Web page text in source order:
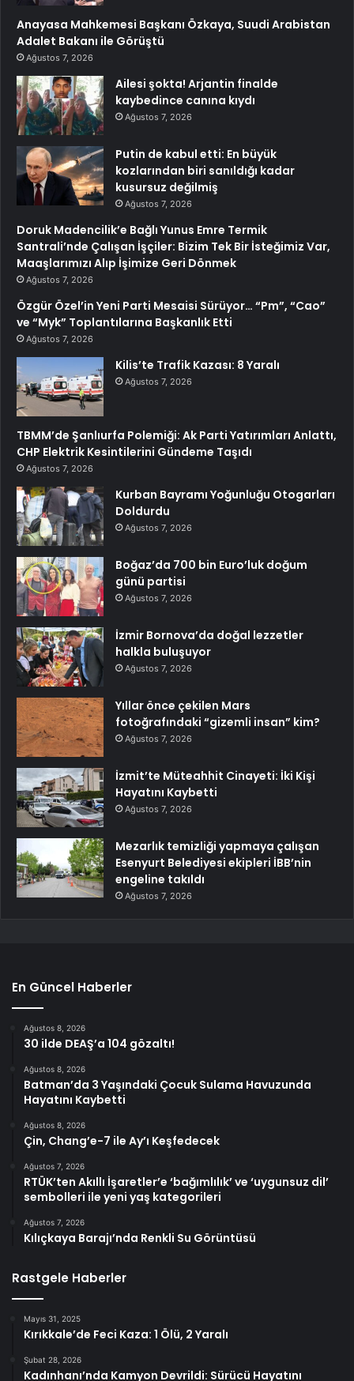
Anayasa Mahkemesi Başkanı Özkaya, Suudi Arabistan
Adalet Bakanı ile Görüştü
Ağustos 7, 2026
Ailesi şokta! Arjantin finalde
kaybedince canına kıydı
Ağustos 7, 2026
Putin de kabul etti: En büyük
kozlarından biri sanıldığı kadar
kusursuz değilmiş
Ağustos 7, 2026
Doruk Madencilik’e Bağlı Yunus Emre Termik
Santrali’nde Çalışan İşçiler: Bizim Tek Bir İsteğimiz Var,
Maaşlarımızı Alıp İşimize Geri Dönmek
Ağustos 7, 2026
Özgür Özel’in Yeni Parti Mesaisi Sürüyor… “Pm”, “Cao”
ve “Myk” Toplantılarına Başkanlık Etti
Ağustos 7, 2026
Kilis’te Trafik Kazası: 8 Yaralı
Ağustos 7, 2026
TBMM’de Şanlıurfa Polemiği: Ak Parti Yatırımları Anlattı,
CHP Elektrik Kesintilerini Gündeme Taşıdı
Ağustos 7, 2026
Kurban Bayramı Yoğunluğu Otogarları
Doldurdu
Ağustos 7, 2026
Boğaz’da 700 bin Euro’luk doğum
günü partisi
Ağustos 7, 2026
İzmir Bornova’da doğal lezzetler
halkla buluşuyor
Ağustos 7, 2026
Yıllar önce çekilen Mars
fotoğrafındaki “gizemli insan” kim?
Ağustos 7, 2026
İzmit’te Müteahhit Cinayeti: İki Kişi
Hayatını Kaybetti
Ağustos 7, 2026
Mezarlık temizliği yapmaya çalışan
Esenyurt Belediyesi ekipleri İBB’nin
engeline takıldı
Ağustos 7, 2026
En Güncel Haberler
Ağustos 8, 2026
30 ilde DEAŞ’a 104 gözaltı!
Ağustos 8, 2026
Batman’da 3 Yaşındaki Çocuk Sulama Havuzunda
Hayatını Kaybetti
Ağustos 8, 2026
Çin, Chang’e-7 ile Ay’ı Keşfedecek
Ağustos 7, 2026
RTÜK’ten Akıllı İşaretler’e ‘bağımlılık’ ve ‘uygunsuz dil’
sembolleri ile yeni yaş kategorileri
Ağustos 7, 2026
Kılıçkaya Barajı’nda Renkli Su Görüntüsü
Rastgele Haberler
Mayıs 31, 2025
Kırıkkale’de Feci Kaza: 1 Ölü, 2 Yaralı
Şubat 28, 2026
Kadınhanı’nda Kamyon Devrildi: Sürücü Hayatını